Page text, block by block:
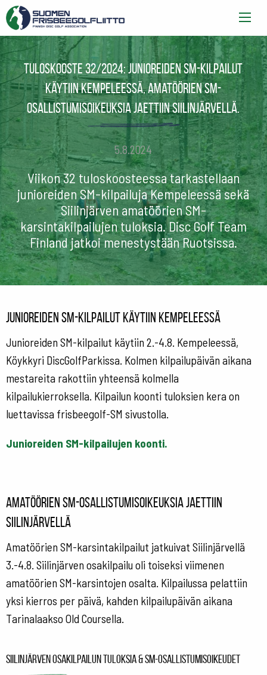
Tuloskooste 32/2024: Junioreiden SM-kilpailut
käytiin Kempeleessä, amatöörien SM-
osallistumisoikeuksia jaettiin Siilinjärvellä.
5.8.2024
Viikon 32 tuloskoosteessa tarkastellaan
junioreiden SM-kilpailuja Kempeleessä sekä
Siilinjärven amatöörien SM-
karsintakilpailujen tuloksia. Disc Golf Team
Finland jatkoi menestystään Ruotsissa.
Junioreiden SM-kilpailut käytiin Kempeleessä
Junioreiden SM-kilpailut käytiin 2.-4.8. Kempeleessä,
Köykkyri DiscGolfParkissa. Kolmen kilpailupäivän aikana
mestareita rakottiin yhteensä kolmella
kilpailukierroksella. Kilpailun koonti tuloksien kera on
luettavissa frisbeegolf-SM sivustolla.
Junioreiden SM-kilpailujen koonti.
Amatöörien SM-osallistumisoikeuksia jaettiin
Siilinjärvellä
Amatöörien SM-karsintakilpailut jatkuivat Siilinjärvellä
3.-4.8. Siilinjärven osakilpailu oli toiseksi viimenen
amatöörien SM-karsintojen osalta. Kilpailussa pelattiin
yksi kierros per päivä, kahden kilpailupäivän aikana
Tarinalaakso Old Coursella.
Siilinjärven osakilpailun tuloksia & SM-osallistumisoikeudet